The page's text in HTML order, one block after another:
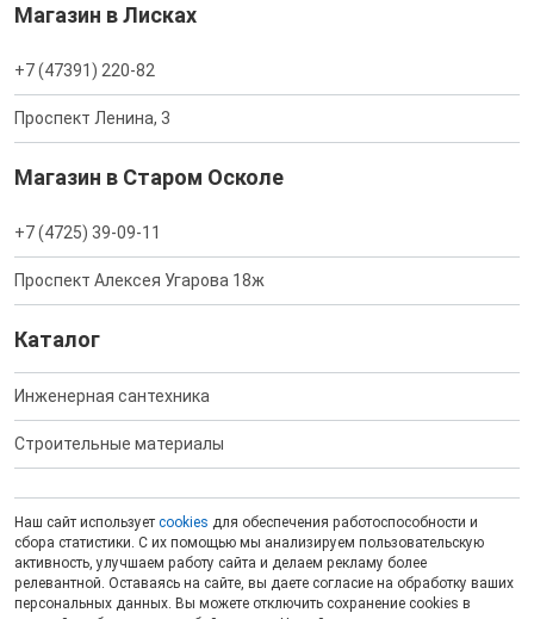
Магазин в Лисках
+7 (47391) 220-82
Проспект Ленина, 3
Магазин в Старом Осколе
+7 (4725) 39-09-11
Проспект Алексея Угарова 18ж
Каталог
Инженерная сантехника
Строительные материалы
Наш сайт использует cookies для обеспечения работоспособности и
сбора статистики. С их помощью мы анализируем пользовательскую
активность, улучшаем работу сайта и делаем рекламу более
релевантной. Оставаясь на сайте, вы даете согласие на обработку ваших
персональных данных. Вы можете отключить сохранение cookies в